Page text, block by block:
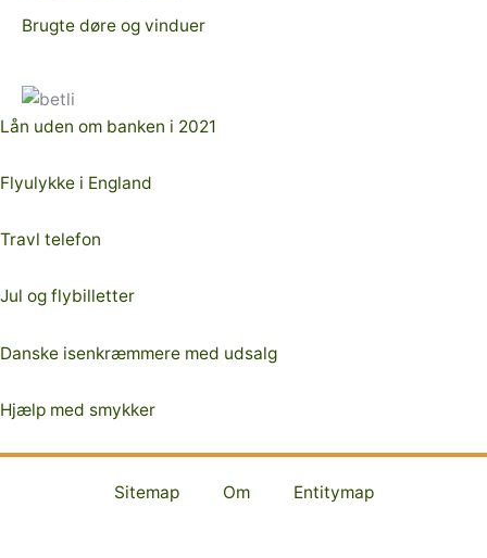
Brugte døre og vinduer
Lån uden om banken i 2021
Flyulykke i England
Travl telefon
Jul og flybilletter
Danske isenkræmmere med udsalg
Hjælp med smykker
Sitemap Om Entitymap